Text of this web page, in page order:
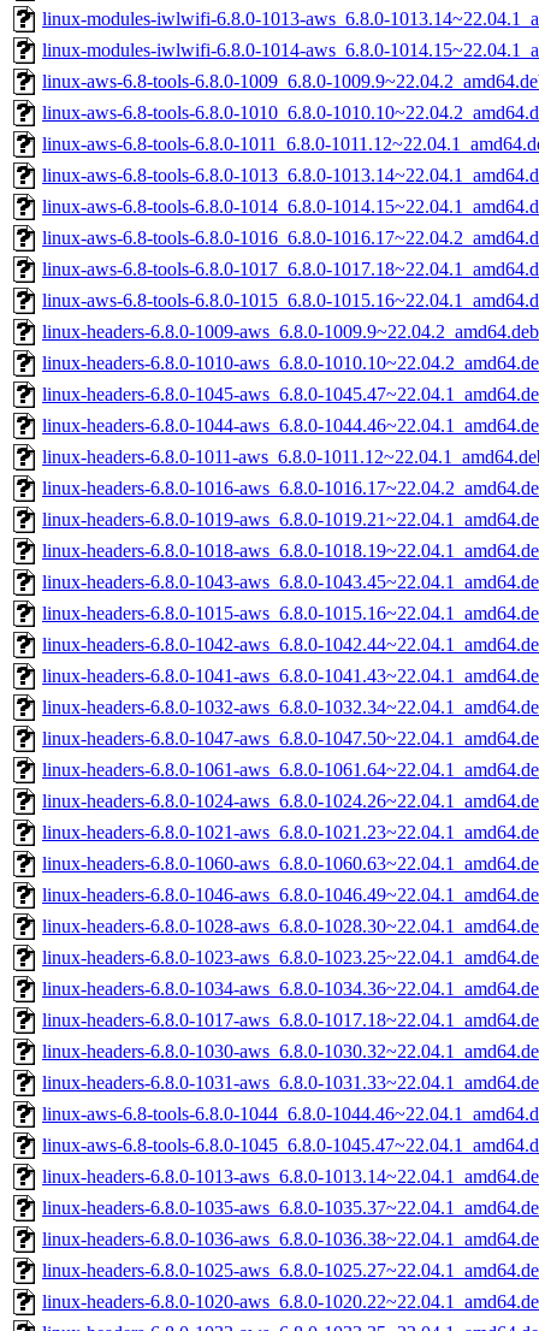
linux-modules-iwlwifi-6.8.0-1013-aws_6.8.0-
linux-modules-iwlwifi-6.8.0-1014-aws_6.8.0-
linux-aws-6.8-tools-6.8.0-1009_6.8.0-
linux-aws-6.8-tools-6.8.0-1010_6.8.0-
linux-aws-6.8-tools-6.8.0-1011_6.8.0-
linux-aws-6.8-tools-6.8.0-1013_6.8.0-
linux-aws-6.8-tools-6.8.0-1014_6.8.0-
linux-aws-6.8-tools-6.8.0-1016_6.8.0-
linux-aws-6.8-tools-6.8.0-1017_6.8.0-
linux-aws-6.8-tools-6.8.0-1015_6.8.0-
linux-headers-6.8.0-1009-aws_6.8.0-1009.9~22.04.2_amd64.deb
linux-headers-6.8.0-1010-aws_6.8.0-
linux-headers-6.8.0-1045-aws_6.8.0-
linux-headers-6.8.0-1044-aws_6.8.0-
linux-headers-6.8.0-1011-aws_6.8.0-
linux-headers-6.8.0-1016-aws_6.8.0-
linux-headers-6.8.0-1019-aws_6.8.0-
linux-headers-6.8.0-1018-aws_6.8.0-
linux-headers-6.8.0-1043-aws_6.8.0-
linux-headers-6.8.0-1015-aws_6.8.0-
linux-headers-6.8.0-1042-aws_6.8.0-
linux-headers-6.8.0-1041-aws_6.8.0-
linux-headers-6.8.0-1032-aws_6.8.0-
linux-headers-6.8.0-1047-aws_6.8.0-
linux-headers-6.8.0-1061-aws_6.8.0-
linux-headers-6.8.0-1024-aws_6.8.0-
linux-headers-6.8.0-1021-aws_6.8.0-
linux-headers-6.8.0-1060-aws_6.8.0-
linux-headers-6.8.0-1046-aws_6.8.0-
linux-headers-6.8.0-1028-aws_6.8.0-
linux-headers-6.8.0-1023-aws_6.8.0-
linux-headers-6.8.0-1034-aws_6.8.0-
linux-headers-6.8.0-1017-aws_6.8.0-
linux-headers-6.8.0-1030-aws_6.8.0-
linux-headers-6.8.0-1031-aws_6.8.0-
linux-aws-6.8-tools-6.8.0-1044_6.8.0-
linux-aws-6.8-tools-6.8.0-1045_6.8.0-
linux-headers-6.8.0-1013-aws_6.8.0-
linux-headers-6.8.0-1035-aws_6.8.0-
linux-headers-6.8.0-1036-aws_6.8.0-
linux-headers-6.8.0-1025-aws_6.8.0-
linux-headers-6.8.0-1020-aws_6.8.0-